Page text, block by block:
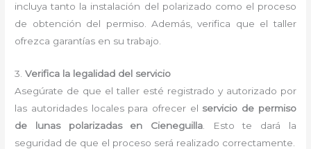
incluya tanto la instalación del polarizado como el proceso
de obtención del permiso. Además, verifica que el taller
ofrezca garantías en su trabajo.
3.Verifica la legalidad del servicio
Asegúrate de que el taller esté registrado y autorizado por
las autoridades locales para ofrecer el servicio de permiso
de lunas polarizadas en Cieneguilla . Esto te dará la
seguridad de que el proceso será realizado correctamente.